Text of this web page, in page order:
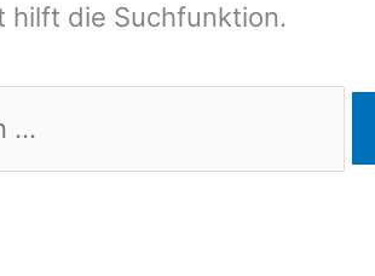
hilft die Suchfunktion.